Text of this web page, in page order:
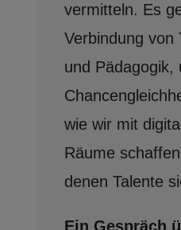
vermitteln. Es
Verbindung von
und Pädagogik,
wie wir mit
Räume
denen Talente
Ein Gespräch